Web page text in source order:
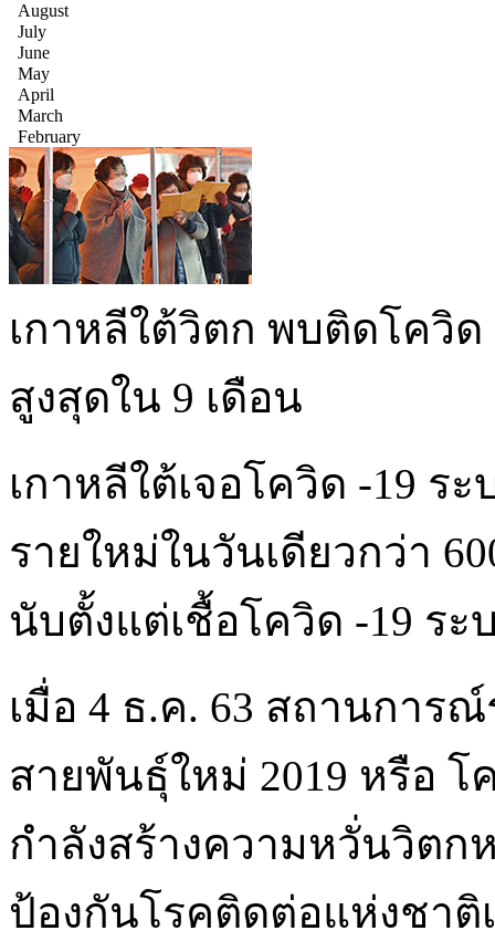
August
July
June
May
April
March
February
เกาหลีใต้วิตก พบติดโควิด
สูงสุดใน 9 เดือน
เกาหลีใต้เจอโควิด -19 ร
รายใหม่ในวันเดียวกว่า
นับตั้งแต่เชื้อโควิด -19 ระ
เมื่อ 4 ธ.ค. 63 สถานการ
สายพันธุ์ใหม่ 2019 หรือ โ
กำลังสร้างความหวั่นวิต
ป้องกันโรคติดต่อแห่งชาติ